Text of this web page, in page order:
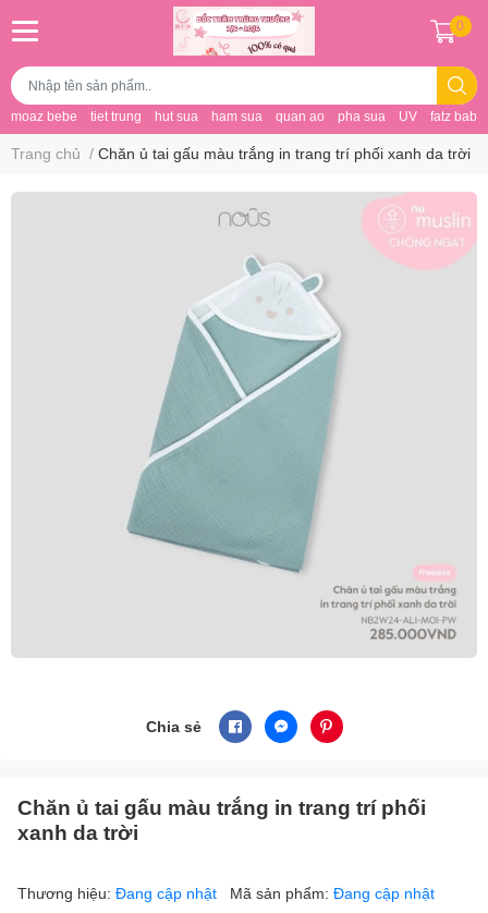
moaz bebe tiet trung hut sua ham sua quan ao pha sua UV fatz baby
0
Trang chủ / Chăn ủ tai gấu màu trắng in trang trí phối xanh da trời
Chia sẻ
Chăn ủ tai gấu màu trắng in trang trí phối
xanh da trời
Thương hiệu: Đang cập nhật Mã sản phẩm: Đang cập nhật